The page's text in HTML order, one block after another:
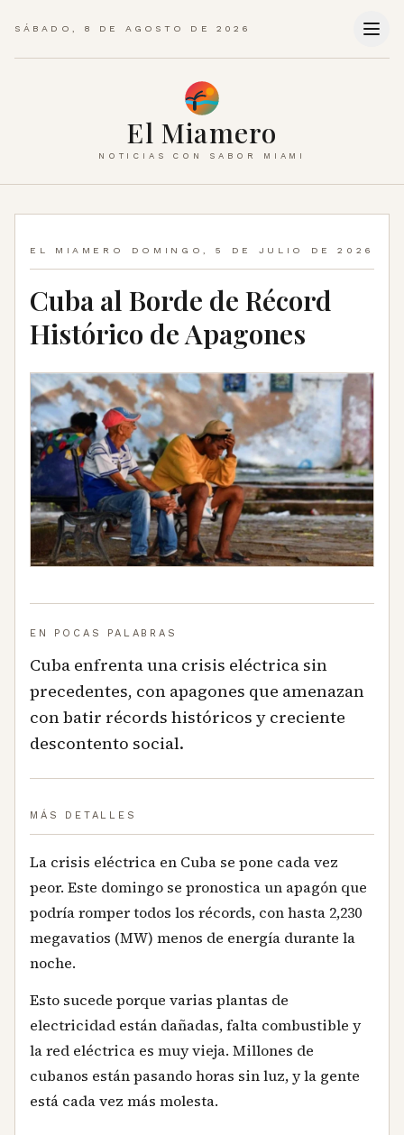
SÁBADO, 8 DE AGOSTO DE 2026
El Miamero
NOTICIAS CON SABOR MIAMI
EL MIAMERO DOMINGO, 5 DE JULIO DE 2026
Cuba al Borde de Récord
Histórico de Apagones
EN POCAS PALABRAS
Cuba enfrenta una crisis eléctrica sin
precedentes, con apagones que amenazan
con batir récords históricos y creciente
descontento social.
MÁS DETALLES
La crisis eléctrica en Cuba se pone cada vez
peor. Este domingo se pronostica un apagón que
podría romper todos los récords, con hasta 2,230
megavatios (MW) menos de energía durante la
noche.
Esto sucede porque varias plantas de
electricidad están dañadas, falta combustible y
la red eléctrica es muy vieja. Millones de
cubanos están pasando horas sin luz, y la gente
está cada vez más molesta.